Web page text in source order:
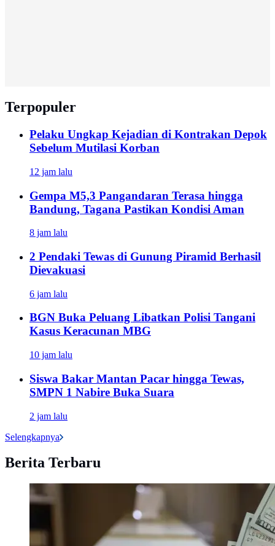
Terpopuler
Pelaku Ungkap Kejadian di Kontrakan Depok
Sebelum Mutilasi Korban
12 jam lalu
Gempa M5,3 Pangandaran Terasa hingga
Bandung, Tagana Pastikan Kondisi Aman
8 jam lalu
2 Pendaki Tewas di Gunung Piramid Berhasil
Dievakuasi
6 jam lalu
BGN Buka Peluang Libatkan Polisi Tangani
Kasus Keracunan MBG
10 jam lalu
Siswa Bakar Mantan Pacar hingga Tewas,
SMPN 1 Nabire Buka Suara
2 jam lalu
Selengkapnya
Berita Terbaru